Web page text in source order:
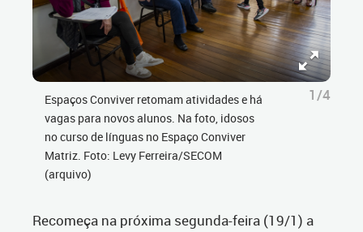
Espaços Conviver retomam atividades e há
vagas para novos alunos. Na foto, idosos
no curso de línguas no Espaço Conviver
Matriz. Foto: Levy Ferreira/SECOM
(arquivo)
1/4
Recomeça na próxima segunda-feira (19/1) a